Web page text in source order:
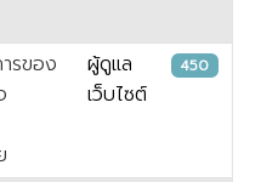
รของ
ผู้ดูแล
เว็บไซต์
450